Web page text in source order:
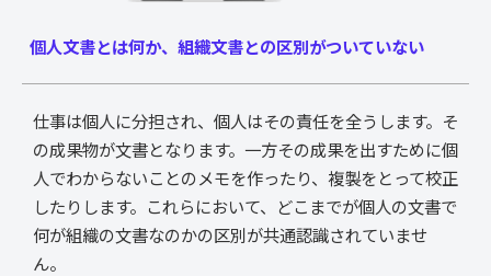
個人文書とは何か、組織文書との区別がついていない
仕事は個人に分担され、個人はその責任を全うします。そ
の成果物が文書となります。一方その成果を出すために個
人でわからないことのメモを作ったり、複製をとって校正
したりします。これらにおいて、どこまでが個人の文書で
何が組織の文書なのかの区別が共通認識されていませ
ん。